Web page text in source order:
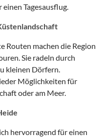
Tagesausflug.
Routen machen die Region
Sie radeln durch
kleinen Dörfern.
Möglichkeiten für
oder am Meer.
hervorragend für einen